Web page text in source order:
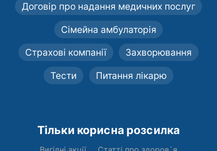
Договір про надання медичних послуг
Сімейна амбулаторія
Страхові компанії Захворювання
Тести Питання лікарю
Тільки корисна розсилка